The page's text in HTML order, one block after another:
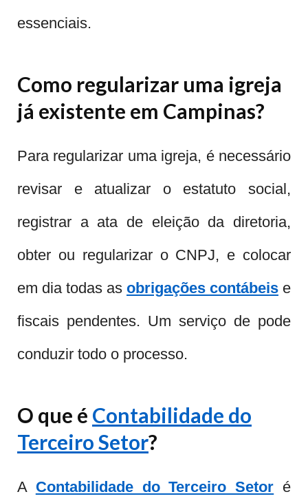
essenciais.
Como regularizar uma igreja
já existente em Campinas?
Para regularizar uma igreja, é necessário
revisar e atualizar o estatuto social,
registrar a ata de eleição da diretoria,
obter ou regularizar o CNPJ, e colocar
em dia todas as obrigações contábeis e
fiscais pendentes. Um serviço de pode
conduzir todo o processo.
O que é Contabilidade do
Terceiro Setor?
A Contabilidade do Terceiro Setor é